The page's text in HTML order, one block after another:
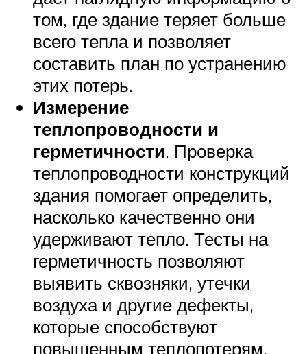
том, где здание теряет больше
всего тепла и позволяет
составить план по устранению
этих потерь.
Измерение
теплопроводности и
герметичности. Проверка
теплопроводности конструкций
здания помогает определить,
насколько качественно они
удерживают тепло. Тесты на
герметичность позволяют
выявить сквозняки, утечки
воздуха и другие дефекты,
которые способствуют
повышенным теплопотерям.